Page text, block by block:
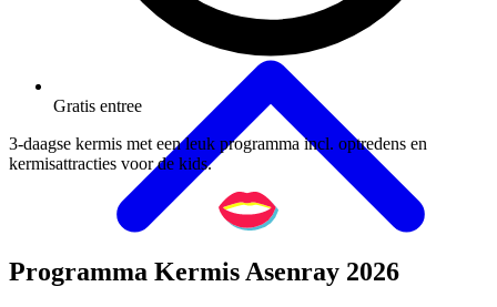
Gratis entree
3-daagse kermis met een leuk programma incl. optredens en
kermisattracties voor de kids.
Programma Kermis Asenray 2026